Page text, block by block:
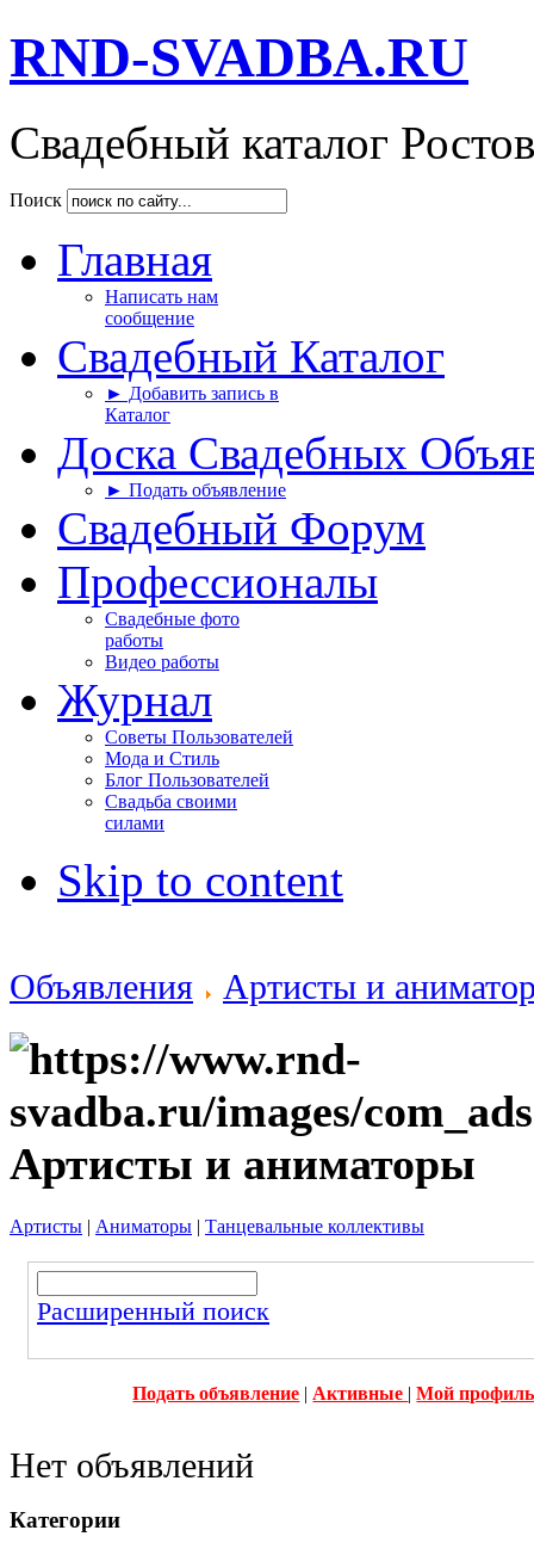
RND-SVADBA.RU
Свадебный каталог
Поиск
Главная
Написать нам
сообщение
Свадебный Каталог
► Добавить запись в
Каталог
Доска Свадебных
► Подать объявление
Свадебный Форум
Профессионалы
Свадебные фото
работы
Видео работы
Журнал
Советы Пользователей
Мода и Стиль
Блог Пользователей
Свадьба своими
силами
Skip to content
Объявления Артисты и
Артисты и аниматоры
Артисты | Аниматоры | Танцевальные коллективы
Расширенный поиск
Подать объявление | Активные |Мой профиль
Нет объявлений
Категории